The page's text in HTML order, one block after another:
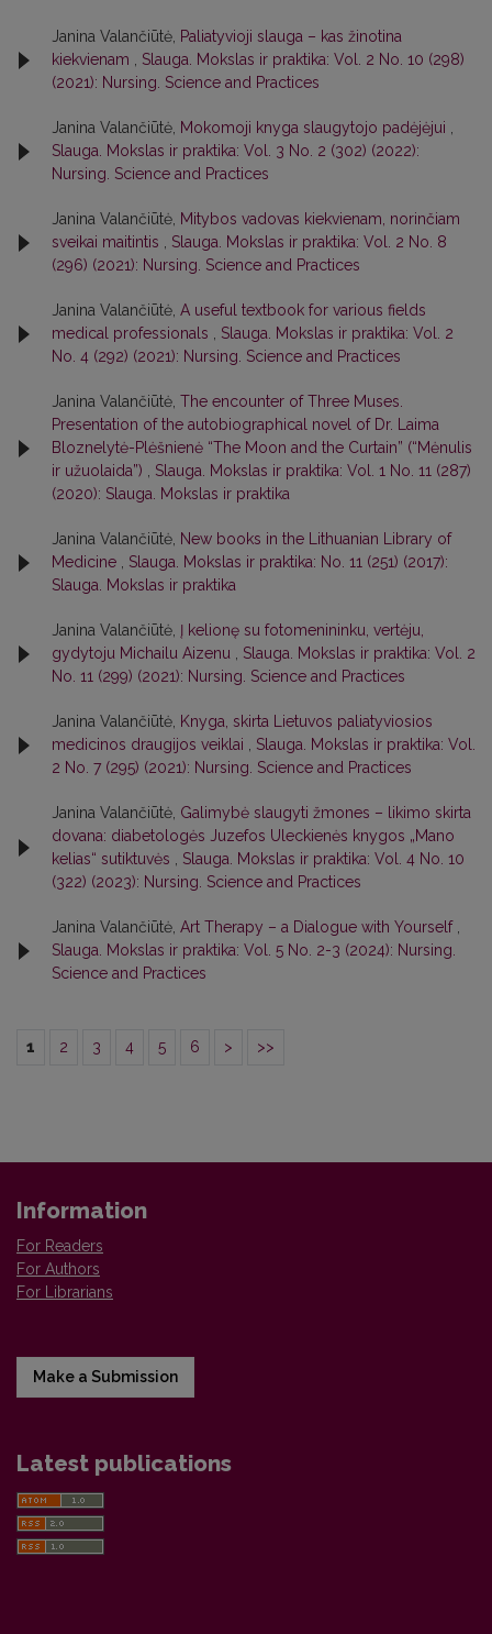
Janina Valančiūtė, Paliatyvioji slauga – kas žinotina
kiekvienam , Slauga. Mokslas ir praktika: Vol. 2 No. 10 (298)
(2021): Nursing. Science and Practices
Janina Valančiūtė, Mokomoji knyga slaugytojo padėjėjui ,
Slauga. Mokslas ir praktika: Vol. 3 No. 2 (302) (2022):
Nursing. Science and Practices
Janina Valančiūtė, Mitybos vadovas kiekvienam, norinčiam
sveikai maitintis , Slauga. Mokslas ir praktika: Vol. 2 No. 8
(296) (2021): Nursing. Science and Practices
Janina Valančiūtė, A useful textbook for various fields
medical professionals , Slauga. Mokslas ir praktika: Vol. 2
No. 4 (292) (2021): Nursing. Science and Practices
Janina Valančiūtė, The encounter of Three Muses.
Presentation of the autobiographical novel of Dr. Laima
Bloznelytė-Plėšnienė “The Moon and the Curtain” (“Mėnulis
ir užuolaida”) , Slauga. Mokslas ir praktika: Vol. 1 No. 11 (287)
(2020): Slauga. Mokslas ir praktika
Janina Valančiūtė, New books in the Lithuanian Library of
Medicine , Slauga. Mokslas ir praktika: No. 11 (251) (2017):
Slauga. Mokslas ir praktika
Janina Valančiūtė, Į kelionę su fotomenininku, vertėju,
gydytoju Michailu Aizenu , Slauga. Mokslas ir praktika: Vol. 2
No. 11 (299) (2021): Nursing. Science and Practices
Janina Valančiūtė, Knyga, skirta Lietuvos paliatyviosios
medicinos draugijos veiklai , Slauga. Mokslas ir praktika: Vol.
2 No. 7 (295) (2021): Nursing. Science and Practices
Janina Valančiūtė, Galimybė slaugyti žmones – likimo skirta
dovana: diabetologės Juzefos Uleckienės knygos „Mano
kelias“ sutiktuvės , Slauga. Mokslas ir praktika: Vol. 4 No. 10
(322) (2023): Nursing. Science and Practices
Janina Valančiūtė, Art Therapy – a Dialogue with Yourself ,
Slauga. Mokslas ir praktika: Vol. 5 No. 2-3 (2024): Nursing.
Science and Practices
1 2 3 4 5 6 > >>
Information
For Readers
For Authors
For Librarians
Make a Submission
Latest publications